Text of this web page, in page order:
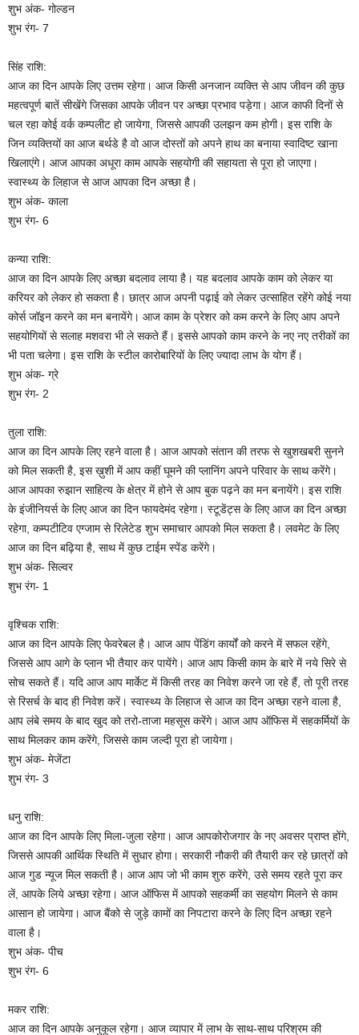
शुभ अंक- गोल्डन
शुभ रंग- 7
सिंह राशि:
आज का दिन आपके लिए उत्तम रहेगा। आज किसी अनजान व्यक्ति से आप जीवन की कुछ
महत्वपूर्ण बातें सीखेंगे जिसका आपके जीवन पर अच्छा प्रभाव पड़ेगा। आज काफी दिनों से
चल रहा कोई वर्क कम्पलीट हो जायेगा, जिससे आपकी उलझन कम होगी। इस राशि के
जिन व्यक्तियों का आज बर्थडे है वो आज दोस्तों को अपने हाथ का बनाया स्वादिष्ट खाना
खिलाएंगे। आज आपका अधूरा काम आपके सहयोगी की सहायता से पूरा हो जाएगा।
स्वास्थ्य के लिहाज से आज आपका दिन अच्छा है।
शुभ अंक- काला
शुभ रंग- 6
कन्या राशि:
आज का दिन आपके लिए अच्छा बदलाव लाया है। यह बदलाव आपके काम को लेकर या
करियर को लेकर हो सकता है। छात्र आज अपनी पढ़ाई को लेकर उत्साहित रहेंगे कोई नया
कोर्स जॉइन करने का मन बनायेंगे। आज काम के प्रेशर को कम करने के लिए आप अपने
सहयोगियों से सलाह मशवरा भी ले सकते हैं। इससे आपको काम करने के नए नए तरीकों का
भी पता चलेगा। इस राशि के स्टील कारोबारियों के लिए ज्यादा लाभ के योग हैं।
शुभ अंक- ग्रे
शुभ रंग- 2
तुला राशि:
आज का दिन आपके लिए रहने वाला है। आज आपको संतान की तरफ से खुशखबरी सुनने
को मिल सकती है, इस ख़ुशी में आप कहीं घूमने की प्लानिंग अपने परिवार के साथ करेंगे।
आज आपका रुझान साहित्य के क्षेत्र में होने से आप बुक पढ़ने का मन बनायेंगे। इस राशि
के इंजीनियर्स के लिए आज का दिन फायदेमंद रहेगा। स्टूडेंट्स के लिए आज का दिन अच्छा
रहेगा, कम्पटीटिव एग्जाम से रिलेटेड शुभ समाचार आपको मिल सकता है। लवमेट के लिए
आज का दिन बढ़िया है, साथ में कुछ टाईम स्पेंड करेंगे।
शुभ अंक- सिल्वर
शुभ रंग- 1
वृश्चिक राशि:
आज का दिन आपके लिए फेवरेबल है। आज आप पेंडिंग कार्यों को करने में सफल रहेंगे,
जिससे आप आगे के प्लान भी तैयार कर पायेंगे। आज आप किसी काम के बारे में नये सिरे से
सोच सकते हैं। यदि आज आप मार्केट में किसी तरह का निवेश करने जा रहे हैं, तो पूरी तरह
से रिसर्च के बाद ही निवेश करें। स्वास्थ्य के लिहाज से आज का दिन अच्छा रहने वाला है,
आप लंबे समय के बाद खुद को तरो-ताजा महसूस करेंगे। आज आप ऑफिस में सहकर्मियों के
साथ मिलकर काम करेंगे, जिससे काम जल्दी पूरा हो जायेगा।
शुभ अंक- मेजेंटा
शुभ रंग- 3
धनु राशि:
आज का दिन आपके लिए मिला-जुला रहेगा। आज आपकोरोजगार के नए अवसर प्राप्त होंगे,
जिससे आपकी आर्थिक स्थिति में सुधार होगा। सरकारी नौकरी की तैयारी कर रहे छात्रों को
आज गुड न्यूज मिल सकती है। आज आप जो भी काम शुरु करेंगे, उसे समय रहते पूरा कर
लें, आपके लिये अच्छा रहेगा। आज ऑफिस में आपको सहकर्मी का सहयोग मिलने से काम
आसान हो जायेगा। आज बैंको से जुड़े कामों का निपटारा करने के लिए दिन अच्छा रहने
वाला है।
शुभ अंक- पीच
शुभ रंग- 6
मकर राशि:
आज का दिन आपके अनुकूल रहेगा। आज व्यापार में लाभ के साथ-साथ परिश्रम की